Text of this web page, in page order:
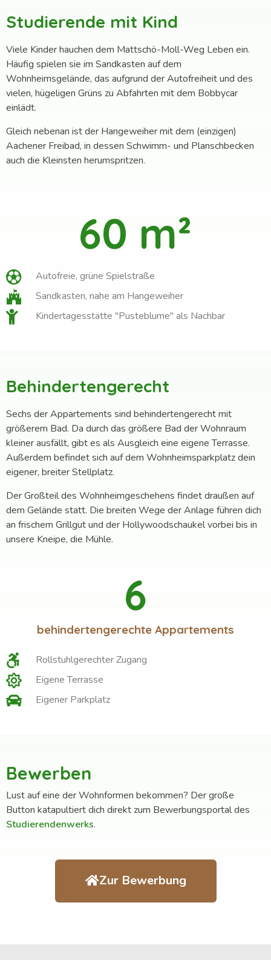
Studierende mit Kind
Viele Kinder hauchen dem Mattschö-Moll-Weg Leben ein.
Häufig spielen sie im Sandkasten auf dem
Wohnheimsgelände, das aufgrund der Autofreiheit und des
vielen, hügeligen Grüns zu Abfahrten mit dem Bobbycar
einlädt.
Gleich nebenan ist der Hangeweiher mit dem (einzigen)
Aachener Freibad, in dessen Schwimm- und Planschbecken
auch die Kleinsten herumspritzen.
60 m²
Autofreie, grüne Spielstraße
Sandkasten, nahe am Hangeweiher
Kindertagesstätte "Pusteblume" als Nachbar
Behindertengerecht
Sechs der Appartements sind behindertengerecht mit
größerem Bad. Da durch das größere Bad der Wohnraum
kleiner ausfällt, gibt es als Ausgleich eine eigene Terrasse.
Außerdem befindet sich auf dem Wohnheimsparkplatz dein
eigener, breiter Stellplatz.
Der Großteil des Wohnheimgeschehens findet draußen auf
dem Gelände statt. Die breiten Wege der Anlage führen dich
an frischem Grillgut und der Hollywoodschaukel vorbei bis in
unsere Kneipe, die Mühle.
behindertengerechte Appartements
6
Rollstuhlgerechter Zugang
Eigene Terrasse
Eigener Parkplatz
Bewerben
Lust auf eine der Wohnformen bekommen? Der große
Button katapultiert dich direkt zum Bewerbungsportal des
Studierendenwerks.
Zur Bewerbung